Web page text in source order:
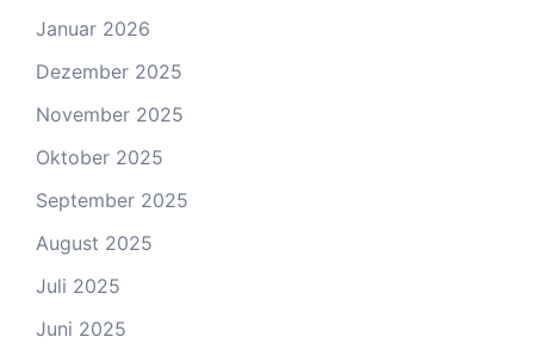
Januar 2026
Dezember 2025
November 2025
Oktober 2025
September 2025
August 2025
Juli 2025
Juni 2025